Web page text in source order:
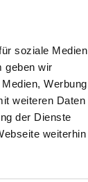
soziale Medien
geben wir
Werbung
weiteren Daten
der Dienste
weiterhin